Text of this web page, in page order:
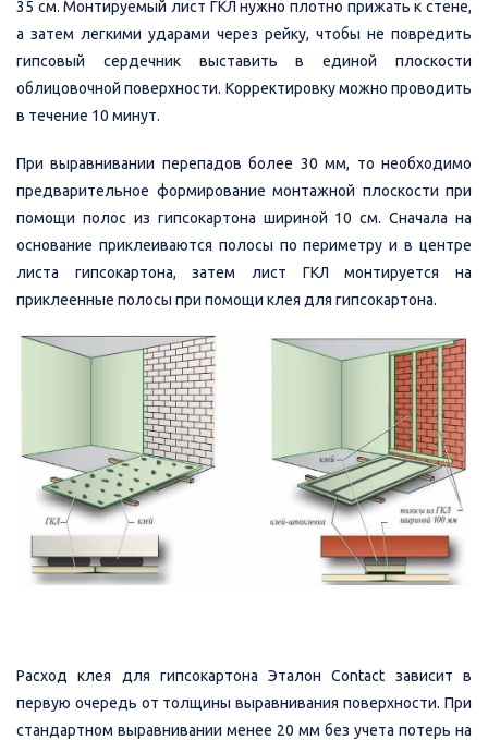
35 см. Монтируемый лист ГКЛ нужно плотно прижать к стене,
а затем легкими ударами через рейку, чтобы не повредить
гипсовый сердечник выставить в единой плоскости
облицовочной поверхности. Корректировку можно проводить
в течение 10 минут.
При выравнивании перепадов более 30 мм, то необходимо
предварительное формирование монтажной плоскости при
помощи полос из гипсокартона шириной 10 см. Сначала на
основание приклеиваются полосы по периметру и в центре
листа гипсокартона, затем лист ГКЛ монтируется на
приклеенные полосы при помощи клея для гипсокартона.
Расход клея для гипсокартона Эталон Contact зависит в
первую очередь от толщины выравнивания поверхности. При
стандартном выравнивании менее 20 мм без учета потерь на